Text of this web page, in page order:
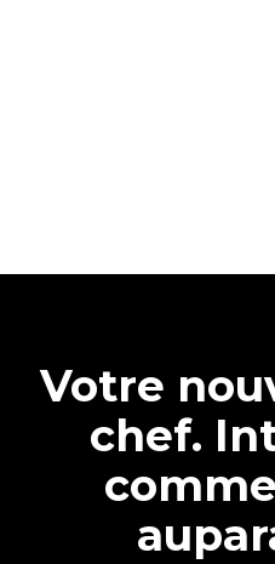
Votre
chef.